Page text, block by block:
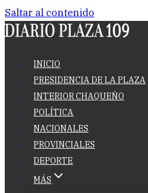
Saltar al contenido
INICIO
PRESIDENCIA DE LA PLAZA
INTERIOR CHAQUEÑO
POLÍTICA
NACIONALES
PROVINCIALES
DEPORTE
MÁS